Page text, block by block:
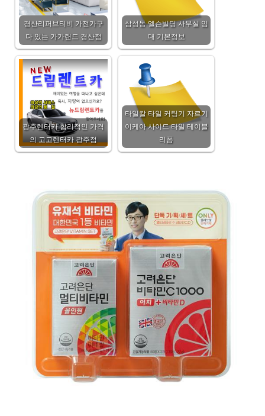
경산리퍼브티비 가전가구
다 있는 가가랜드 경산점
삼성동 엘슨빌딩 사무실 임
대 기본정보
광주렌터카 합리적인 가격
의 고고렌터카 광주점
타일칼 타일 커팅기 자르기
이케아 사이드 타일 테이블
리폼